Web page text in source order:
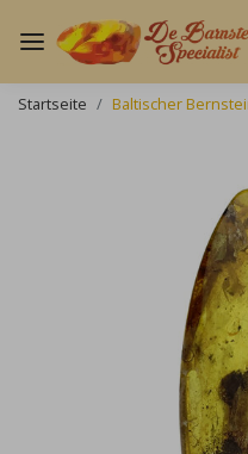
Startseite Baltischer